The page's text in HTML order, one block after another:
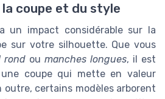
coupe et du style
un impact considérable sur la
sur votre silhouette. Que vous
rond ou manches longues, il est
coupe qui mette en valeur
outre, certains modèles arborent